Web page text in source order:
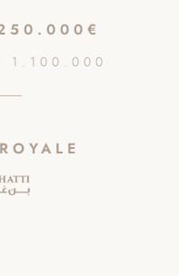
1.100.000